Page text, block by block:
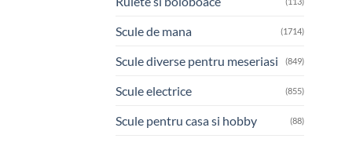
Scule de mana (1714)
Scule diverse pentru meseriasi (849)
Scule electrice (855)
Scule pentru casa si hobby (88)